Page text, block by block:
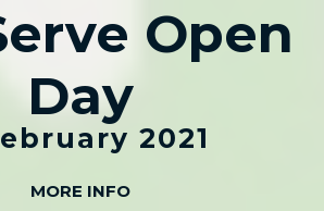
Open
Day
2021
MORE INFO